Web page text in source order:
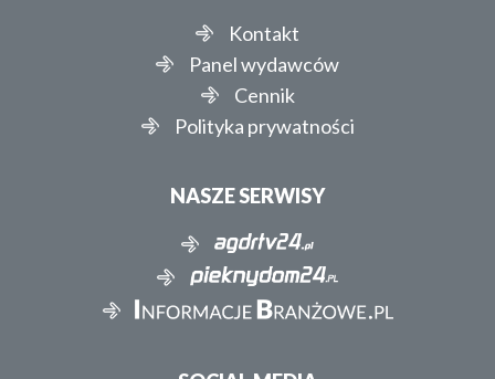
Kontakt
Panel wydawców
Cennik
Polityka prywatności
NASZE SERWISY